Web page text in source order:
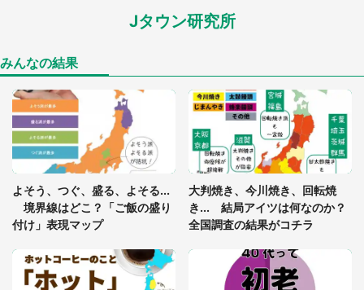
「閉所恐怖症の私は新幹線で大パニック。隣席の青
「ゾワゾワする」「本当に気持ち悪い」 道端でバ
グっちゃってた〝野生の野菜〟に6.5万人戦慄
座布団だろ」「食パンの耳」と1.4万人困惑
っ暗な道で遭難状態。なんとか見つけた民家に助け
を求めると、住人の男性が...」
Jタウン研究所
みんなの結果
よそう、つぐ、盛る、よそる...
境界線はどこ？「ご飯の盛り
付け」表現マップ
大判焼き、今川焼き、回転焼
き... 結局アイツは何なのか？
全国調査の結果がコチラ